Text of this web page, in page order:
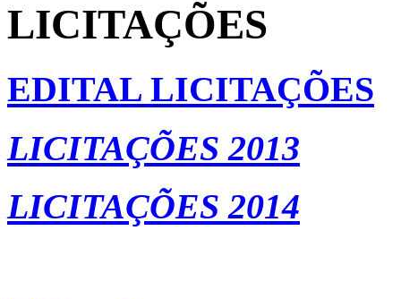
LICITAÇÕES
EDITAL LICITAÇÕES
LICITAÇÕES 2013
LICITAÇÕES 2014